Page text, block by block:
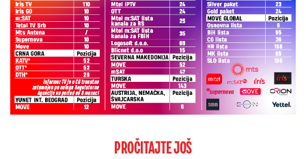
PROČITAJTE JOŠ